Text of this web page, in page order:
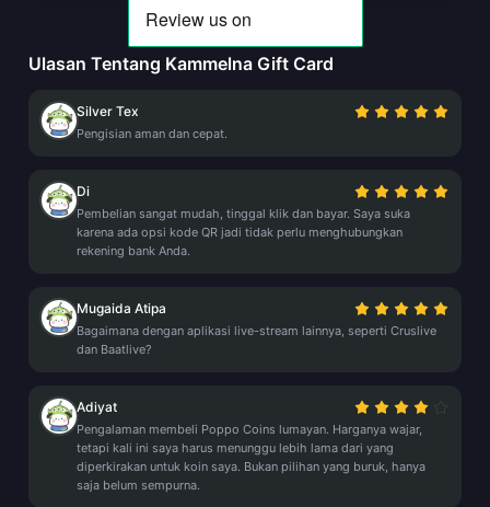
Ulasan Tentang Kammelna Gift Card
Silver Tex
Pengisian aman dan cepat.
Di
Pembelian sangat mudah, tinggal klik dan bayar. Saya suka
karena ada opsi kode QR jadi tidak perlu menghubungkan
rekening bank Anda.
Mugaida Atipa
Bagaimana dengan aplikasi live-stream lainnya, seperti Cruslive
dan Baatlive?
Adiyat
Pengalaman membeli Poppo Coins lumayan. Harganya wajar,
tetapi kali ini saya harus menunggu lebih lama dari yang
diperkirakan untuk koin saya. Bukan pilihan yang buruk, hanya
saja belum sempurna.